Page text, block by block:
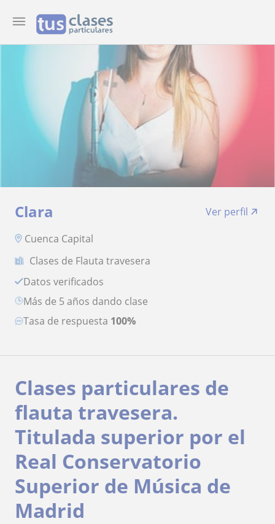
Clara
Ver perfil
Cuenca Capital
Clases de Flauta travesera
Datos verificados
más de 5 años dando clase
Tasa de respuesta 100%
Clases particulares de
flauta travesera.
Titulada superior por el
Real Conservatorio
Superior de Música de
Madrid